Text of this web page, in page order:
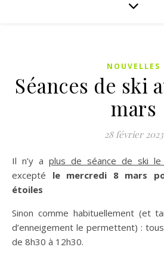
NOUVELLES
Séances de ski
mars
28 février 2023
Il n’y a plus de séance de ski le
excepté le mercredi 8 mars
étoiles
Sinon comme habituellement (et
d’enneigement le permettent) :
de 8h30 à 12h30.